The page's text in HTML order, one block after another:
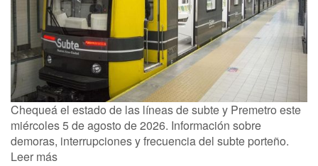
Chequeá el estado de las líneas de subte y Premetro este
miércoles 5 de agosto de 2026. Información sobre
demoras, interrupciones y frecuencia del subte porteño.
Leer más